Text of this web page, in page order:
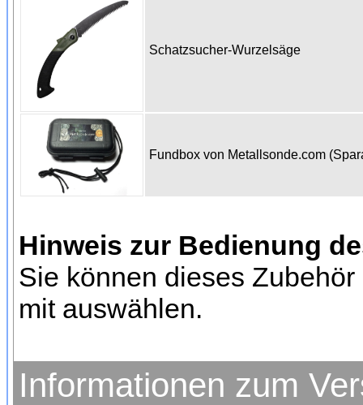
Schatzsucher-Wurzelsäge
Fundbox von Metallsonde.com
Hinweis zur Bedienung
Sie können dieses
mit auswählen.
Informationen zum